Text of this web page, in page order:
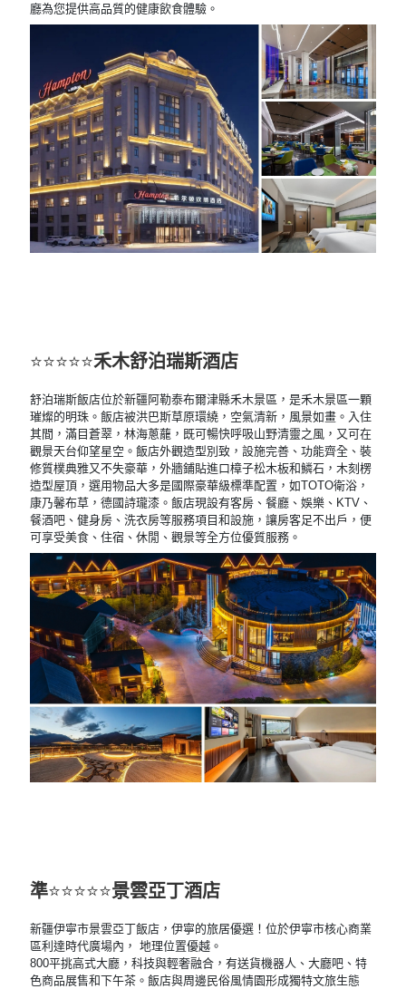
廳為您提供高品質的健康飲食體驗。
⭐⭐⭐⭐⭐禾木舒泊瑞斯酒店
舒泊瑞斯飯店位於新疆阿勒泰布爾津縣禾木景區，是禾木景區一顆
璀燦的明珠。飯店被洪巴斯草原環繞，空氣清新，風景如畫。入住
其間，滿目蒼翠，林海蔥蘢，既可暢快呼吸山野清靈之風，又可在
觀景天台仰望星空。 飯店外觀造型別致，設施完善、功能齊全、裝
修質樸典雅又不失豪華，外牆鋪貼進口樟子松木板和鱗石，木刻楞
造型屋頂，選用物品大多是國際豪華級標準配置，如TOTO衛浴，
康乃馨布草，德國詩瓏漆。 飯店現設有客房、餐廳、娛樂、KTV、
餐酒吧、健身房、洗衣房等服務項目和設施，讓房客足不出戶，便
可享受美食、住宿、休閒、觀景等全方位優質服務。
準⭐⭐⭐⭐⭐景雲亞丁酒店
新疆伊寧市景雲亞丁飯店，伊寧的旅居優選！位於伊寧市核心商業
區利達時代廣場內， 地理位置優越。
800平挑高式大廳，科技與輕奢融合，有送貨機器人、大廳吧、特
色商品展售和下午茶。飯店與周邊民俗風情園形成獨特文旅生態